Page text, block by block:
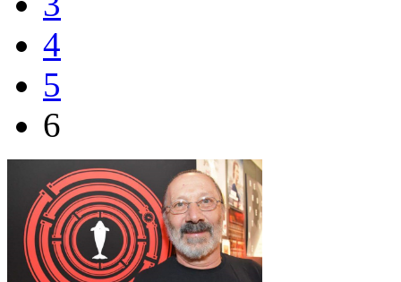
4
5
6